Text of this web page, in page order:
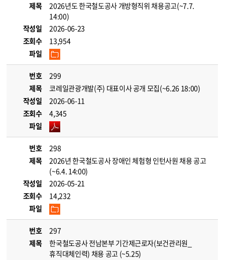
제목
2026년도 한국철도공사 개방형직위 채용공고(~7.7.
14:00)
작성일
2026-06-23
조회수
13,954
파일
번호
299
제목
코레일관광개발(주) 대표이사 공개 모집(~6.26 18:00)
작성일
2026-06-11
조회수
4,345
파일
번호
298
제목
2026년 한국철도공사 장애인 체험형 인턴사원 채용 공고
(~6.4. 14:00)
작성일
2026-05-21
조회수
14,232
파일
번호
297
제목
한국철도공사 전남본부 기간제근로자(보건관리원_
휴직대체인력) 채용 공고 (~5.25)